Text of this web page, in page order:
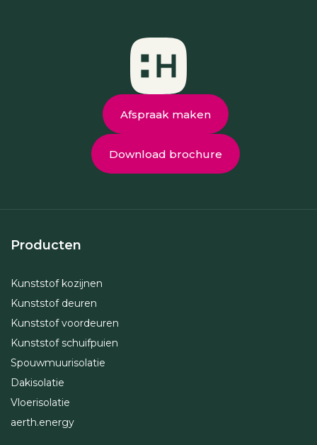
Afspraak maken
Download brochure
Producten
Kunststof kozijnen
Kunststof deuren
Kunststof voordeuren
Kunststof schuifpuien
Spouwmuurisolatie
Dakisolatie
Vloerisolatie
aerth.energy